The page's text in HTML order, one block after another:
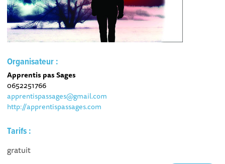
Organisateur :
Apprentis pas Sages
0652251766
apprentispassages@gmail.com
http://apprentispassages.com
Tarifs :
gratuit